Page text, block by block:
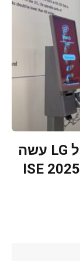
הדור השני של הקיוסקים של LG עשה